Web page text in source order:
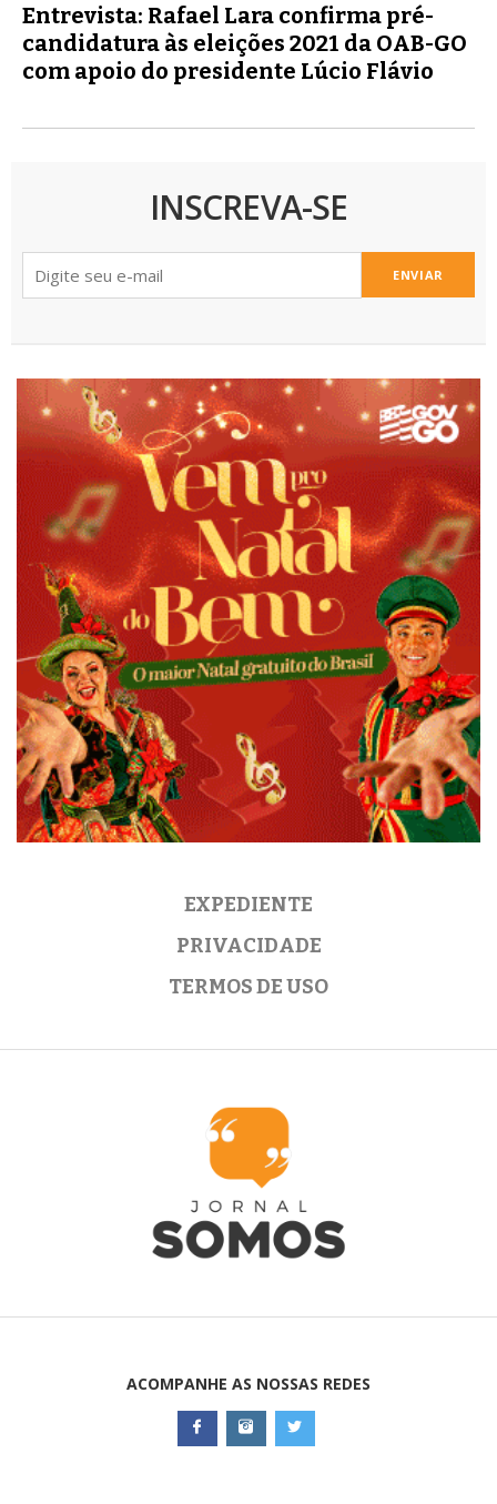
Entrevista: Rafael Lara confirma pré-
candidatura às eleições 2021 da OAB-GO
com apoio do presidente Lúcio Flávio
INSCREVA-SE
ENVIAR
EXPEDIENTE
PRIVACIDADE
TERMOS DE USO
ACOMPANHE AS NOSSAS REDES